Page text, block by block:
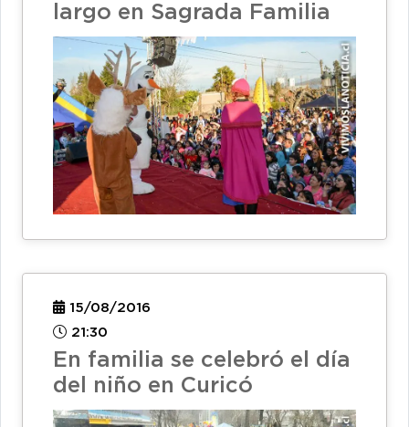
largo en Sagrada Familia
15/08/2016
21:30
En familia se celebró el día
del niño en Curicó